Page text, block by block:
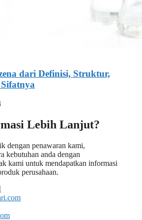
dari Definisi, Struktur,
Lebih Lanjut?
dengan penawaran kami,
kebutuhan anda dengan
kami untuk mendapatkan informasi
perusahaan.